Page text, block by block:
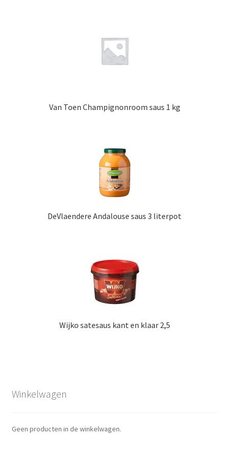
Van Toen Champignonroom saus 1 kg
DeVlaendere Andalouse saus 3 literpot
Wijko satesaus kant en klaar 2,5
Winkelwagen
Geen producten in de winkelwagen.